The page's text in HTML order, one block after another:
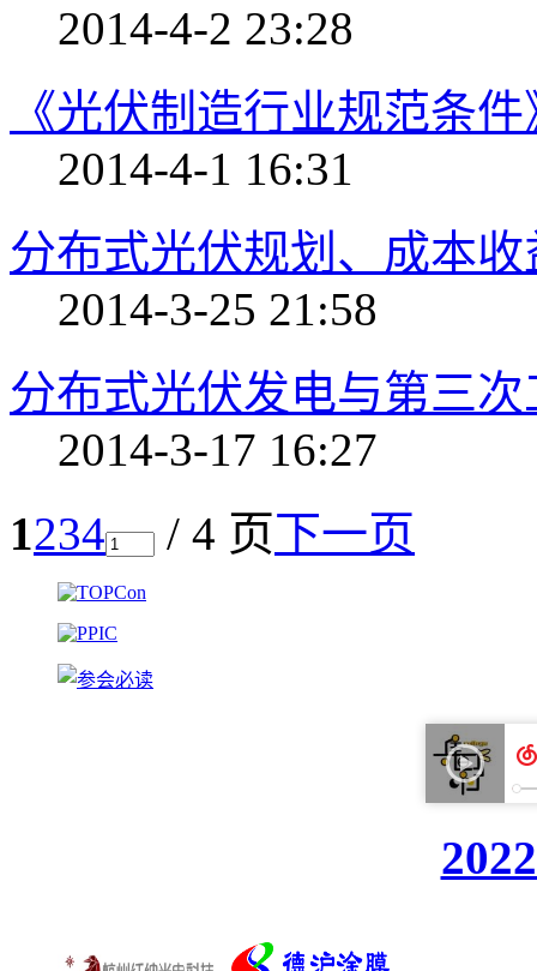
2014-4-2 23:28
《光伏制造行业规范条
2014-4-1 16:31
分布式光伏规划、成本
2014-3-25 21:58
分布式光伏发电与第三
2014-3-17 16:27
1234 / 4 页下一页